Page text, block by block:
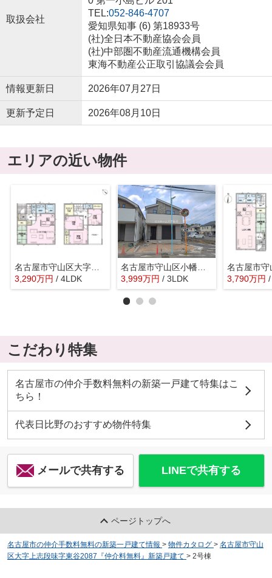
取扱会社
TEL:052-846-4707
愛知県知事 (6) 第18933号
(社)全日本不動産協会会員
(社)中部圏不動産流通機構会員
東海不動産公正取引協議会会員
情報更新日 2026年07月27日
更新予定日 2026年08月10日
エリアの近い物件
名古屋市守山区大字中志段味字古山田2592『仲介料無料』新築戸建て
3,290万円 / 4LDK
名古屋市守山区小幡北113『仲介料無料』新築戸建て
3,999万円 / 3LDK 3,790万円
こだわり特集
名古屋市の仲介手数料無料の新築一戸建て特集はこ
ちら！
代表日比野のおすすめ物件特集
メールで共有する LINEで共有する
ページトップへ
名古屋市の仲介手数料無料の新築一戸建て情報 > 物件カタログ > 名古屋市守山
区大字上志段味字東谷2087『仲介料無料』新築戸建て > 2号棟